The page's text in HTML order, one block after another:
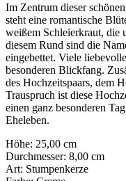
Im Zentrum dieser
steht eine romantische
weißem Schleierkraut, die
diesem Rund sind die
eingebettet. Viele
besonderen Blickfang.
des Hochzeitspaars, dem
Trauspruch ist diese
einen ganz besonderen
Eheleben.
Höhe: 25,00 cm
Durchmesser: 8,00 cm
Art: Stumpenkerze